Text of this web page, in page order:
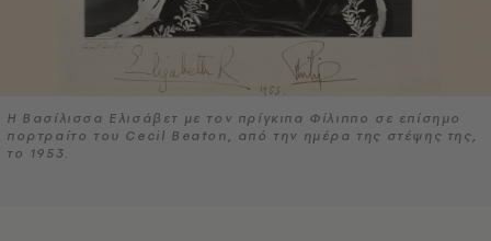
Η Βασίλισσα Ελισάβετ με τον πρίγκιπα Φίλιππο σε επίσημο
πορτραίτο του Cecil Beaton, από την ημέρα της στέψης της,
το 1953.